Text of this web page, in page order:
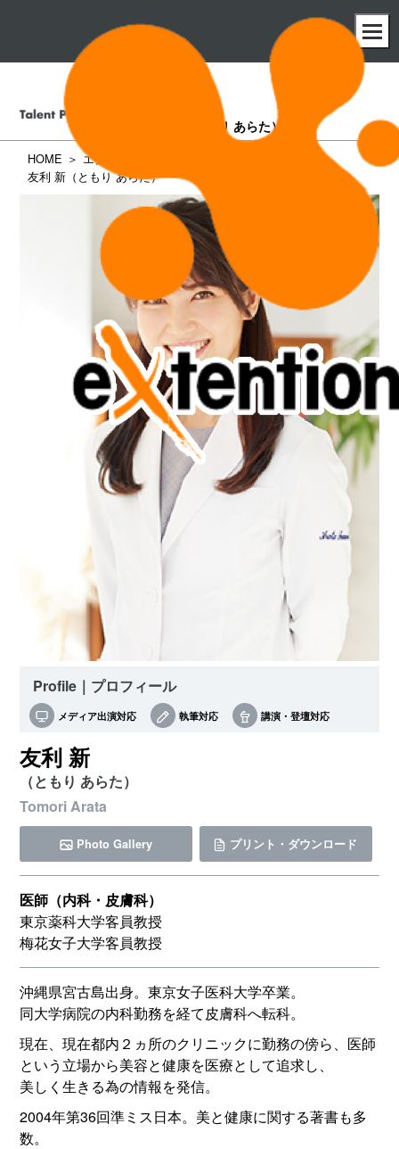
（ともり あらた）
HOME
エクステンション所属タレント一覧
友利 新（ともり あらた）
Profile｜プロフィール
メディア出演対応 執筆対応 講演・登壇対応
友利 新
（ともり あらた）
Tomori Arata
Photo Gallery プリント・ダウンロード
医師（内科・皮膚科）
東京薬科大学客員教授
梅花女子大学客員教授
沖縄県宮古島出身。東京女子医科大学卒業。
同大学病院の内科勤務を経て皮膚科へ転科。
現在、現在都内２ヵ所のクリニックに勤務の傍ら、医師
という立場から美容と健康を医療として追求し、
美しく生きる為の情報を発信。
2004年第36回準ミス日本。美と健康に関する著書も多
数。